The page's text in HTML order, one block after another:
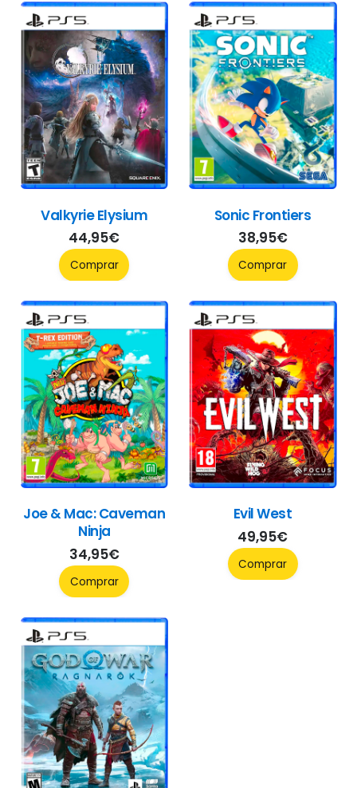
Valkyrie Elysium
44,95€
Comprar
Sonic Frontiers
38,95€
Comprar
Joe & Mac: Caveman
Ninja
34,95€
Comprar
Evil West
49,95€
Comprar